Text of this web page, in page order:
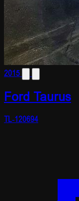
2015
Ford Taurus
TL-120694